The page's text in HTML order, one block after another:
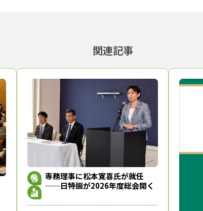
関連記事
専務理事に松本寛喜氏が就任
──日特振が2026年度総会開く